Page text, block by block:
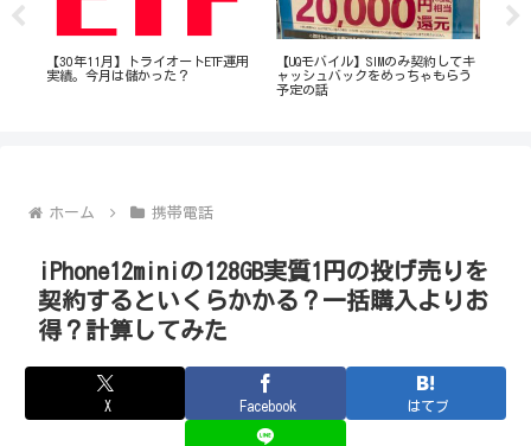
【30年11月】トライオートETF運用
実績。今月は儲かった？
【UQモバイル】SIMのみ契約してキ
ャッシュバックをめっちゃもらう
予定の話
ホーム 携帯電話
iPhone12miniの128GB実質1円の投げ売りを
契約するといくらかかる？一括購入よりお
得？計算してみた
X Facebook はてブ